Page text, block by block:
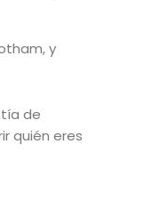
y
de
quién eres